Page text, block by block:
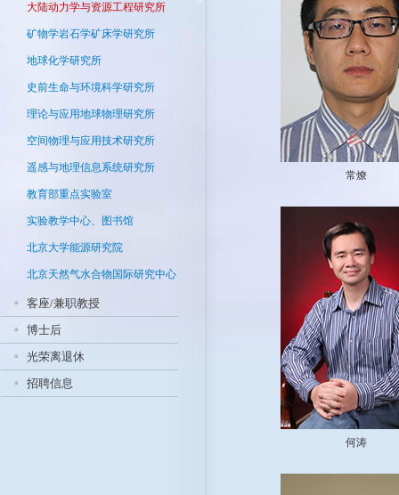
大陆动力学与资源工程研究所
矿物学岩石学矿床学研究所
地球化学研究所
史前生命与环境科学研究所
理论与应用地球物理研究所
空间物理与应用技术研究所
遥感与地理信息系统研究所
教育部重点实验室
实验教学中心、图书馆
北京大学能源研究院
北京天然气水合物国际研究中心
客座/兼职教授
博士后
光荣离退休
招聘信息
常燎
何涛